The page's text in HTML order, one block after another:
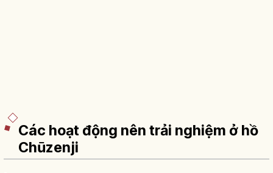
Các hoạt động nên trải nghiệm ở hồ
Chūzenji